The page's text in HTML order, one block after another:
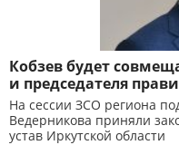
Кобзев будет
и председателя
На сессии ЗСО региона
Ведерникова приняли
устав Иркутской области